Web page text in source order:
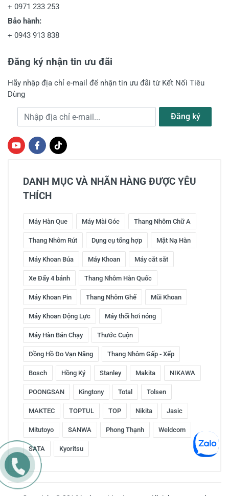
+ 0971 233 253
Bảo hành:
+ 0943 913 838
Đăng ký nhận tin ưu đãi
Hãy nhập địa chỉ e-mail để nhận tin ưu đãi từ Kết Nối Tiêu
Dùng
Địa chỉ e-mail Đăng ký
DANH MỤC VÀ NHÃN HÀNG ĐƯỢC YÊU
THÍCH
Máy Hàn Que Máy Mài Góc Thang Nhôm Chữ A
Thang Nhôm Rút Dụng cụ tổng hợp Mặt Nạ Hàn
Máy Khoan Búa Máy Khoan Máy cắt sắt
Xe Đẩy 4 bánh Thang Nhôm Hàn Quốc
Máy Khoan Pin Thang Nhôm Ghế Mũi Khoan
Máy Khoan Động Lực Máy thổi hơi nóng
Máy Hàn Bán Chạy Thước Cuộn
Đồng Hồ Đo Vạn Năng Thang Nhôm Gấp - Xếp
Bosch Hồng Ký Stanley Makita NIKAWA
POONGSAN Kingtony Total Tolsen
MAKTEC TOPTUL TOP Nikita Jasic
Mitutoyo SANWA Phong Thạnh Weldcom
SATA Kyoritsu